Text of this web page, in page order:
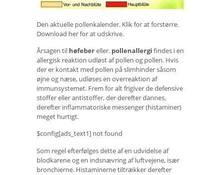
Den aktuelle pollenkalender. Klik for at forstørre.
Download her for at udskrive.
Årsagen til høfebereller. pollenallergi findes i en
allergisk reaktion udløst af pollen og pollen. Hvis
der er kontakt med pollen på slimhinder såsom
øjne og næse, udløses en overreaktion af
immunsystemet. Frem for alt frigiver de defensive
stoffer eller antistoffer, der derefter dannes,
derefter inflammatoriske messenger (histaminer)
meget hurtigt.
$config[ads_text1] not found
Som regel efterfølges dette af en udvidelse af
blodkarene og en indsnævring af luftvejene, især
bronchierne. Histaminerne tiltrækker derefter